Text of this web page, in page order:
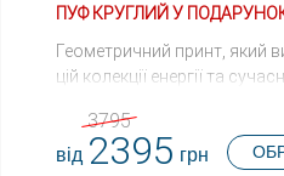
ПУФ КРУГЛИЙ У
Геометричний принт, який
цій колекції енергії та
враження руху та динаміки.
від
3795
2395 грн